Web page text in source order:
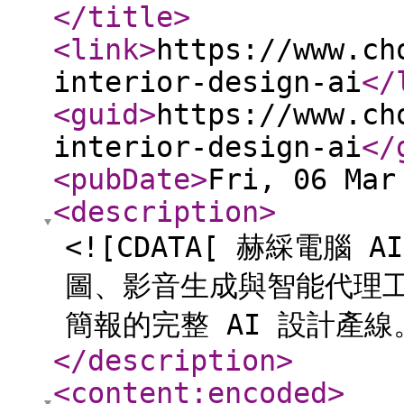
</title>
<link>https://
interior-design-ai
<guid>https://
interior-design-ai</
<pubDate>Fri, 06 Mar
<description>
<![CDATA[ 赫綵電腦
圖、影音生成與智能代理
簡報的完整 AI 設計產
</description>
<content:encoded>